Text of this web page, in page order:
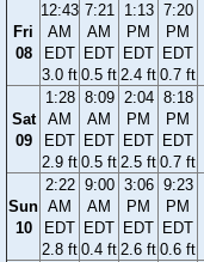
Fri
08
12:43
AM
EDT
3.0 ft
7:21
AM
EDT
0.5 ft
1:13
PM
EDT
2.4 ft
7:20
PM
EDT
0.7 ft
Sat
09
1:28
AM
EDT
2.9 ft
8:09
AM
EDT
0.5 ft
2:04
PM
EDT
2.5 ft
8:18
PM
EDT
0.7 ft
Sun
10
2:22
AM
EDT
2.8 ft
9:00
AM
EDT
0.4 ft
3:06
PM
EDT
2.6 ft
9:23
PM
EDT
0.6 ft